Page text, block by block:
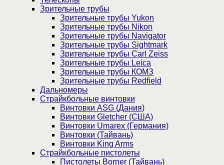
Зрительные трубы
Зрительные трубы Yukon
Зрительные трубы Nikon
Зрительные трубы Navigator
Зрительные трубы Sightmark
Зрительные трубы Carl Zeiss
Зрительные трубы Leica
Зрительные трубы КОМЗ
Зрительные трубы Redfield
Дальномеры
Страйкбольные винтовки
Винтовки ASG (Дания)
Винтовки Gletcher (США)
Винтовки Umarex (Германия)
Винтовки (Тайвань)
Винтовки King Arms
Страйкбольные пистолеты
Пистолеты Borner (Тайвань)